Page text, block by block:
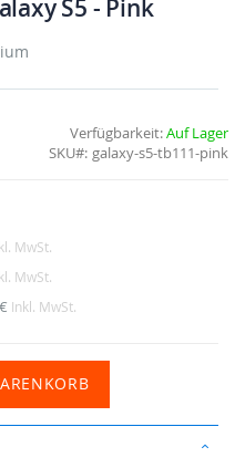
S5 - Pink
Verfügbarkeit:Auf Lager
SKU
galaxy-s5-tb111-pink
MwSt.
MwSt.
Inkl. MwSt.